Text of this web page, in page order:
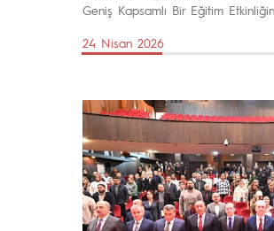
Geniş Kapsamlı Bir Eğitim
24 Nisan 2026